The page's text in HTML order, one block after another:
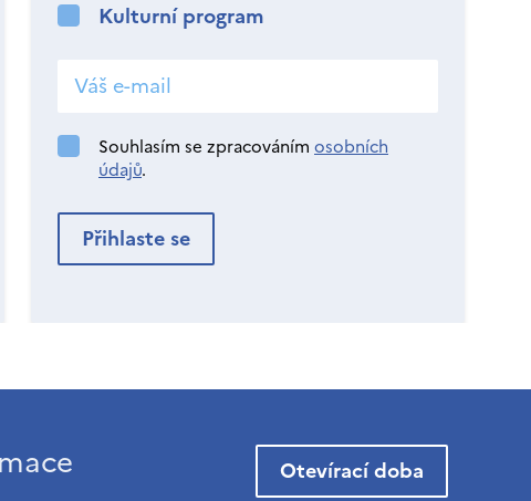
Kulturní program
Souhlasím se zpracováním osobních
údajů.
Otevírací doba